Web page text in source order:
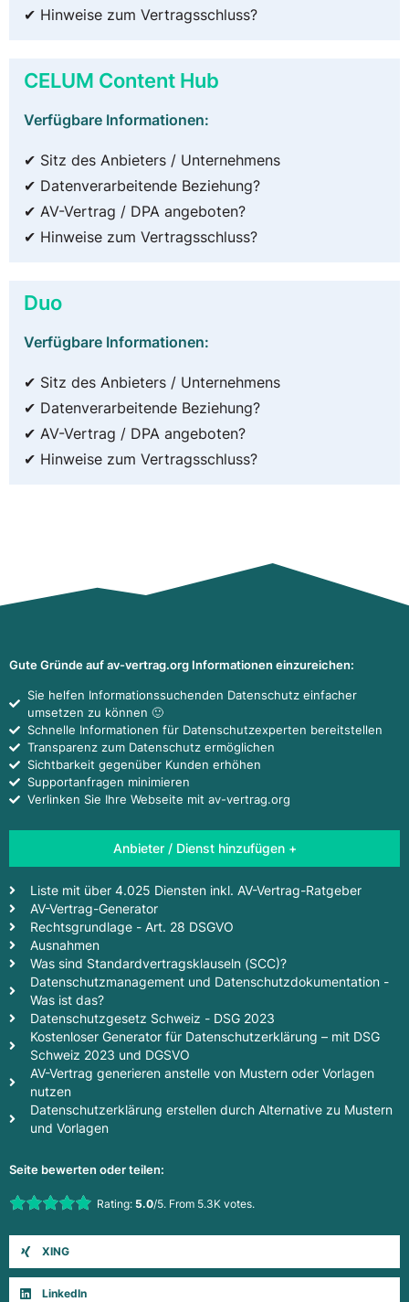
✔ Hinweise zum Vertragsschluss?
CELUM Content Hub
Verfügbare Informationen:
✔ Sitz des Anbieters / Unternehmens
✔ Datenverarbeitende Beziehung?
✔ AV-Vertrag / DPA angeboten?
✔ Hinweise zum Vertragsschluss?
Duo
Verfügbare Informationen:
✔ Sitz des Anbieters / Unternehmens
✔ Datenverarbeitende Beziehung?
✔ AV-Vertrag / DPA angeboten?
✔ Hinweise zum Vertragsschluss?
Gute Gründe auf av-vertrag.org Informationen einzureichen:
Sie helfen Informationssuchenden Datenschutz einfacher
umsetzen zu können 🙂
Schnelle Informationen für Datenschutzexperten bereitstellen
Transparenz zum Datenschutz ermöglichen
Sichtbarkeit gegenüber Kunden erhöhen
Supportanfragen minimieren
Verlinken Sie Ihre Webseite mit av-vertrag.org
Anbieter / Dienst hinzufügen +
Liste mit über 4.025 Diensten inkl. AV-Vertrag-Ratgeber
AV-Vertrag-Generator
Rechtsgrundlage - Art. 28 DSGVO
Ausnahmen
Was sind Standardvertragsklauseln (SCC)?
Datenschutzmanagement und Datenschutzdokumentation -
Was ist das?
Datenschutzgesetz Schweiz - DSG 2023
Kostenloser Generator für Datenschutzerklärung – mit DSG
Schweiz 2023 und DGSVO
AV-Vertrag generieren anstelle von Mustern oder Vorlagen
nutzen
Datenschutzerklärung erstellen durch Alternative zu Mustern
und Vorlagen
Seite bewerten oder teilen:
Rate this item:Rating: 5.0/5. From 5.3K votes.
XING
LinkedIn